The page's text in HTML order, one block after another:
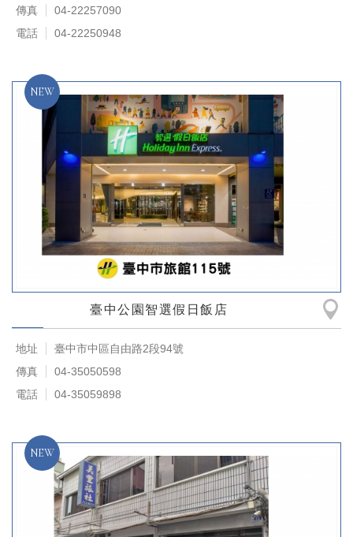
傳真
04-22257090
電話
04-22250948
臺中公園智選假日飯店
地址
臺中市中區自由路2段94號
傳真
04-35050598
電話
04-35059898